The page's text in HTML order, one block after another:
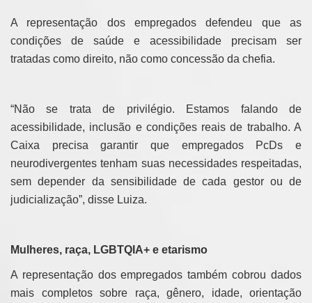
A representação dos empregados defendeu que as
condições de saúde e acessibilidade precisam ser
tratadas como direito, não como concessão da chefia.
“Não se trata de privilégio. Estamos falando de
acessibilidade, inclusão e condições reais de trabalho. A
Caixa precisa garantir que empregados PcDs e
neurodivergentes tenham suas necessidades respeitadas,
sem depender da sensibilidade de cada gestor ou de
judicialização”, disse Luiza.
Mulheres, raça, LGBTQIA+ e etarismo
A representação dos empregados também cobrou dados
mais completos sobre raça, gênero, idade, orientação